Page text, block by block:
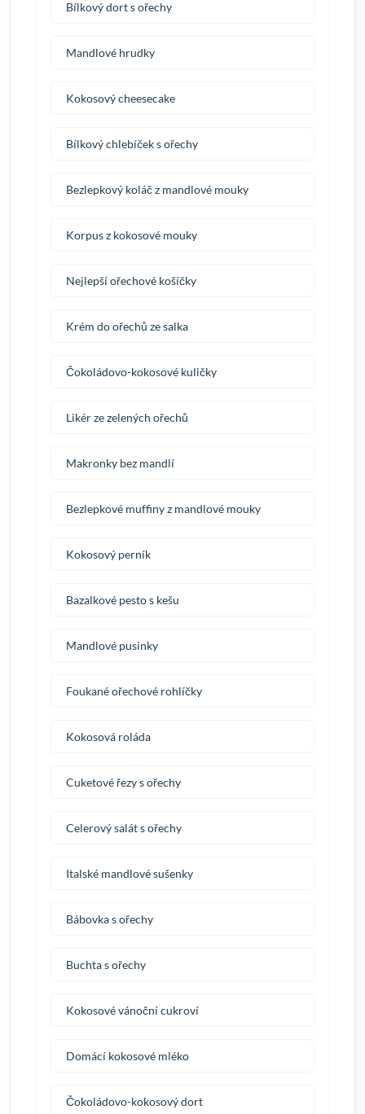
Bílkový dort s ořechy
Mandlové hrudky
Kokosový cheesecake
Bílkový chlebíček s ořechy
Bezlepkový koláč z mandlové mouky
Korpus z kokosové mouky
Nejlepší ořechové košíčky
Krém do ořechů ze salka
Čokoládovo-kokosové kuličky
Likér ze zelených ořechů
Makronky bez mandlí
Bezlepkové muffiny z mandlové mouky
Kokosový perník
Bazalkové pesto s kešu
Mandlové pusinky
Foukané ořechové rohlíčky
Kokosová roláda
Cuketové řezy s ořechy
Celerový salát s ořechy
Italské mandlové sušenky
Bábovka s ořechy
Buchta s ořechy
Kokosové vánoční cukroví
Domácí kokosové mléko
Čokoládovo-kokosový dort